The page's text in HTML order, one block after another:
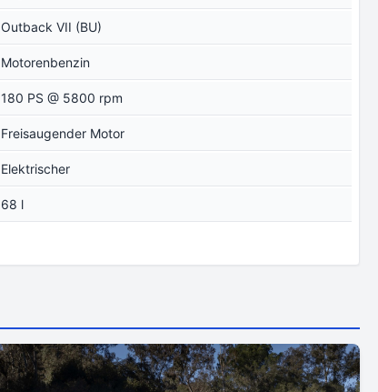
Outback VII (BU)
Motorenbenzin
180 PS @ 5800 rpm
Freisaugender Motor
Elektrischer
68 l